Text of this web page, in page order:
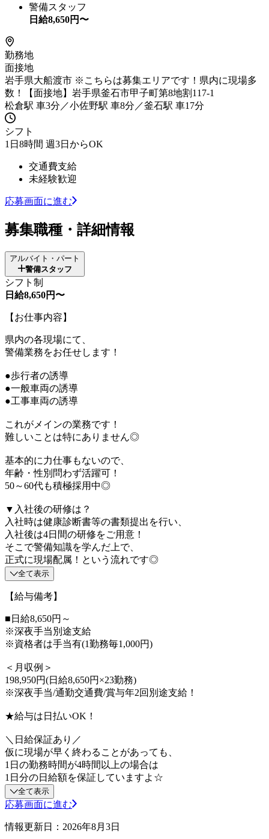
警備スタッフ
日給8,650円〜
勤務地
面接地
岩手県大船渡市 ※こちらは募集エリアです！県内に現場多
数！【面接地】岩手県釜石市甲子町第8地割117-1
松倉駅 車3分／小佐野駅 車8分／釜石駅 車17分
シフト
1日8時間 週3日からOK
交通費支給
未経験歓迎
応募画面に進む
募集職種・詳細情報
アルバイト・パート
警備スタッフ
シフト制
日給8,650円〜
【お仕事内容】
県内の各現場にて、
警備業務をお任せします！
●歩行者の誘導
●一般車両の誘導
●工事車両の誘導
これがメインの業務です！
難しいことは特にありません◎
基本的に力仕事もないので、
年齢・性別問わず活躍可！
50～60代も積極採用中◎
▼入社後の研修は？
入社時は健康診断書等の書類提出を行い、
入社後は4日間の研修をご用意！
そこで警備知識を学んだ上で、
正式に現場配属！という流れです◎
全て表示
【給与備考】
■日給8,650円～
※深夜手当別途支給
※資格者は手当有(1勤務毎1,000円)
＜月収例＞
198,950円(日給8,650円×23勤務)
※深夜手当/通勤交通費/賞与年2回別途支給！
★給与は日払いOK！
＼日給保証あり／
仮に現場が早く終わることがあっても、
1日の勤務時間が4時間以上の場合は
1日分の日給額を保証していますよ☆
全て表示
応募画面に進む
情報更新日：2026年8月3日